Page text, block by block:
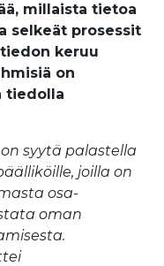
millaista tietoa
selkeät prosessit
keruu
on
tiedolla
on syytä palastella
joilla on
osa-
oman